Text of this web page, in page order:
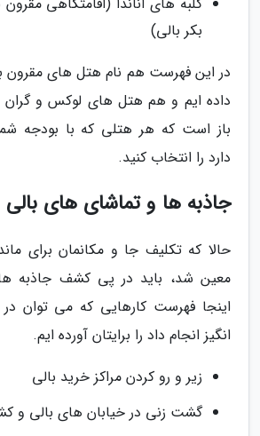
بکر بالی)
در این فهرست هم نام هتل های مقرون
داده ایم و هم هتل های لوکس و گران
باز است که هر هتلی که با بودجه
دارد را انتخاب کنید.
جاذبه­ ها و تماشای های بالی
حالا که تکلیف جا و مکانمان برای
معین شد، باید در پی کشف جاذبه
اینجا فهرست کارهایی که می توان
انگیز انجام داد را برایتان آورده ایم.
زیر و رو کردن مراکز خرید بالی
گشت زنی در خیابان های بالی و